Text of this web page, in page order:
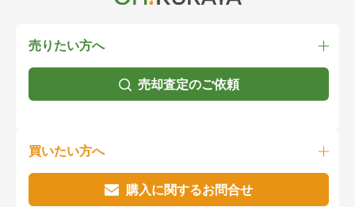
売りたい方へ
売却査定のご依頼
買いたい方へ
購入に関するお問合せ